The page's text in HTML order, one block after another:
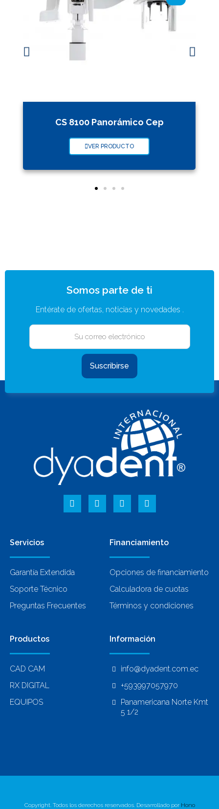
CS 8100 Panorámico Cep
VER PRODUCTO
Somos parte de ti
Entérate de ofertas, noticias y novedades .
Suscribirse
Servicios
Garantía Extendida
Soporte Técnico
Preguntas Frecuentes
Financiamiento
Opciones de financiamiento
Calculadora de cuotas
Términos y condiciones
Productos
CAD CAM
RX DIGITAL
EQUIPOS
Información
info@dyadent.com.ec
+593997057970
Panamericana Norte Kmt
5 1/2
Copyright. Todos los derechos reservados. Desarrollado por Hono